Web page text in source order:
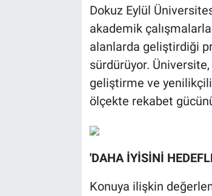
Dokuz Eylül
akademik
alanlarda geliştirdiği
sürdürüyor.
geliştirme ve
ölçekte rekabet
'DAHA İYİSİNİ
Konuya ilişkin